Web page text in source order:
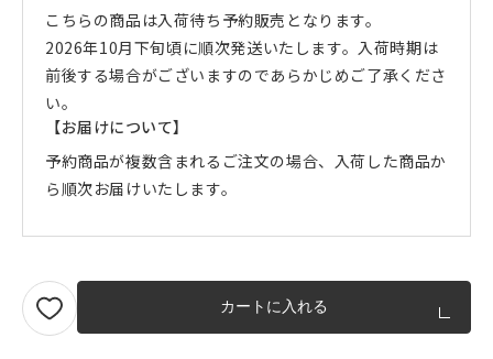
こちらの商品は入荷待ち予約販売となります。
2026年10月下旬頃に順次発送いたします。入荷時期は
前後する場合がございますのであらかじめご了承くださ
い。
【お届けについて】
予約商品が複数含まれるご注文の場合、入荷した商品か
ら順次お届けいたします。
カートに入れる